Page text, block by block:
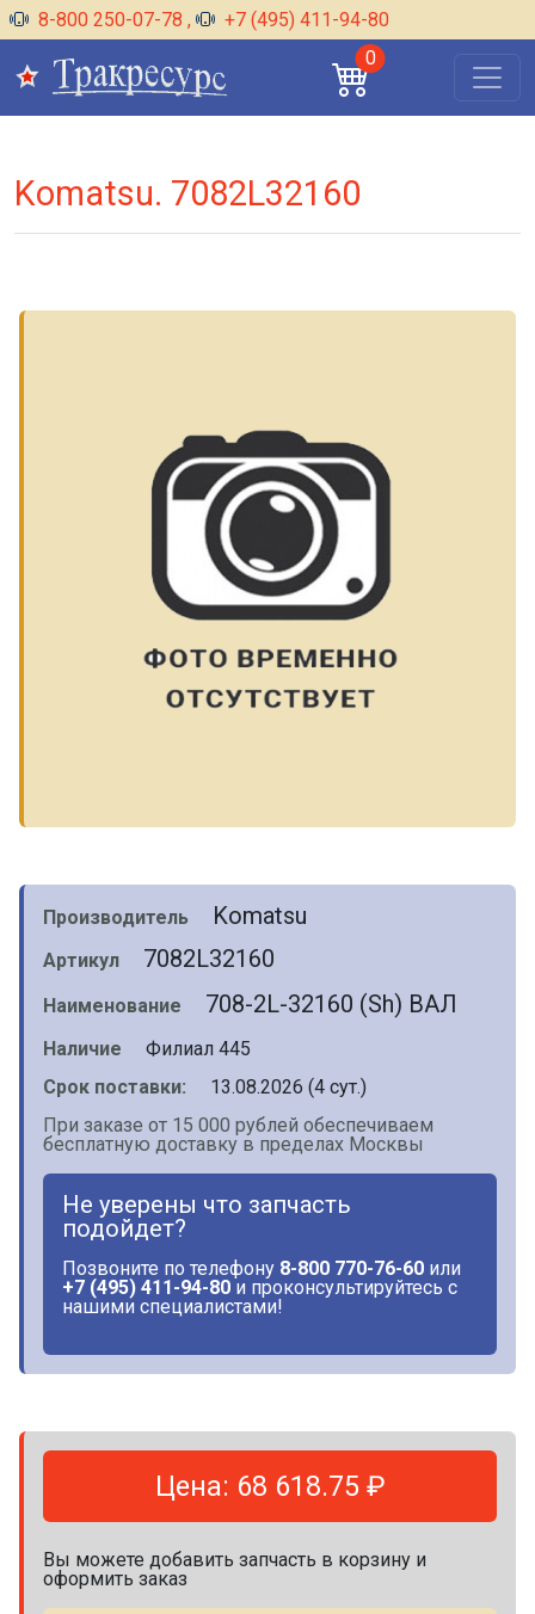
8-800 250-07-78 ,
+7 (495) 411-94-80
0
Komatsu. 7082L32160
Производитель Komatsu
Артикул 7082L32160
Наименование 708-2L-32160 (Sh) ВАЛ
Наличие
Филиал 445
Срок поставки:
13.08.2026 (4 сут.)
При заказе от 15 000 рублей обеспечиваем
бесплатную доставку в пределах Москвы
Не уверены что запчасть
подойдет?
Позвоните по телефону 8-800 770-76-60 или
+7 (495) 411-94-80 и проконсультируйтесь с
нашими специалистами!
Цена: 68 618.75 ₽
Вы можете добавить запчасть в корзину и
оформить заказ